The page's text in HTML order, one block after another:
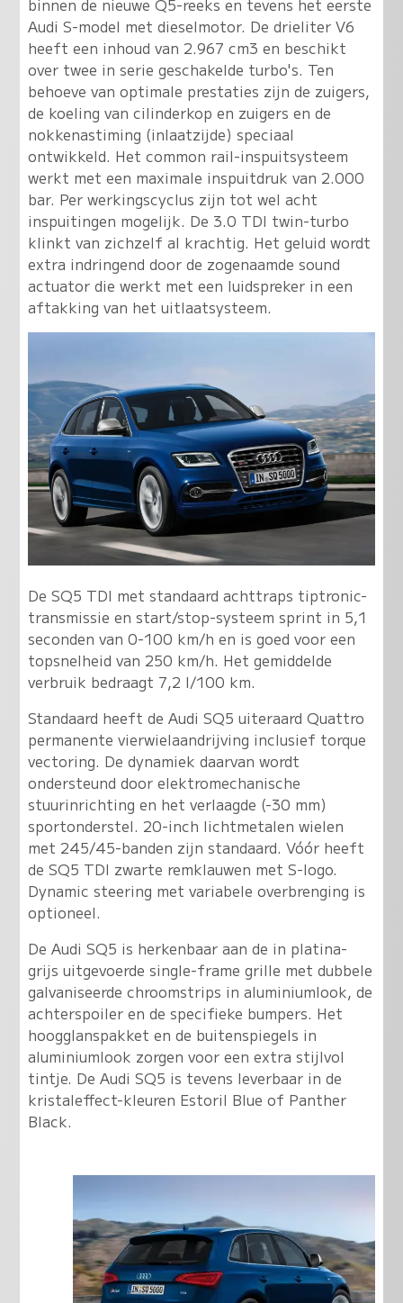
binnen de nieuwe Q5-reeks en tevens het eerste
Audi S-model met dieselmotor. De drieliter V6
heeft een inhoud van 2.967 cm3 en beschikt
over twee in serie geschakelde turbo's. Ten
behoeve van optimale prestaties zijn de zuigers,
de koeling van cilinderkop en zuigers en de
nokkenastiming (inlaatzijde) speciaal
ontwikkeld. Het common rail-inspuitsysteem
werkt met een maximale inspuitdruk van 2.000
bar. Per werkingscyclus zijn tot wel acht
inspuitingen mogelijk. De 3.0 TDI twin-turbo
klinkt van zichzelf al krachtig. Het geluid wordt
extra indringend door de zogenaamde sound
actuator die werkt met een luidspreker in een
aftakking van het uitlaatsysteem.
De SQ5 TDI met standaard achttraps tiptronic-
transmissie en start/stop-systeem sprint in 5,1
seconden van 0-100 km/h en is goed voor een
topsnelheid van 250 km/h. Het gemiddelde
verbruik bedraagt 7,2 l/100 km.
Standaard heeft de Audi SQ5 uiteraard Quattro
permanente vierwielaandrijving inclusief torque
vectoring. De dynamiek daarvan wordt
ondersteund door elektromechanische
stuurinrichting en het verlaagde (-30 mm)
sportonderstel. 20-inch lichtmetalen wielen
met 245/45-banden zijn standaard. Vóór heeft
de SQ5 TDI zwarte remklauwen met S-logo.
Dynamic steering met variabele overbrenging is
optioneel.
De Audi SQ5 is herkenbaar aan de in platina-
grijs uitgevoerde single-frame grille met dubbele
galvaniseerde chroomstrips in aluminiumlook, de
achterspoiler en de specifieke bumpers. Het
hoogglanspakket en de buitenspiegels in
aluminiumlook zorgen voor een extra stijlvol
tintje. De Audi SQ5 is tevens leverbaar in de
kristaleffect-kleuren Estoril Blue of Panther
Black.